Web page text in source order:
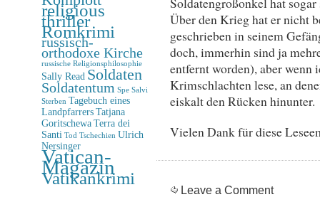
Über den Krieg hat er nicht
geschrieben in seinem
doch, immerhin sind ja
entfernt worden), aber wenn
Krimschlachten lese, an
eiskalt den Rücken hinunter.
Vielen Dank für diese
Leave a Comment
religious
thriller
Romkrimi
russisch-
orthodoxe Kirche
russische Religionsphilosophie
Sally Read Soldaten
Soldatentum Spe Salvi
Sterben Tagebuch eines
Landpfarrers Tatjana
Goritschewa Terra dei
Santi Tod Tschechien Ulrich
Nersinger
Vatican-
Magazin
Vatikankrimi